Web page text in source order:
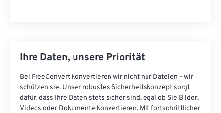
Ihre Daten, unsere Priorität
Bei FreeConvert konvertieren wir nicht nur Dateien – wir
schützen sie. Unser robustes Sicherheitskonzept sorgt
dafür, dass Ihre Daten stets sicher sind, egal ob Sie Bilder,
Videos oder Dokumente konvertieren. Mit fortschrittlicher